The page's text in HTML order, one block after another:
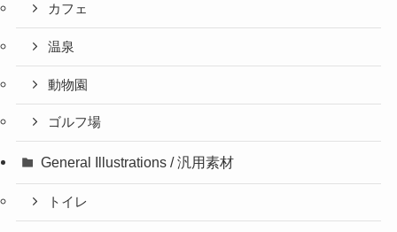
カフェ
温泉
動物園
ゴルフ場
General Illustrations / 汎用素材
トイレ